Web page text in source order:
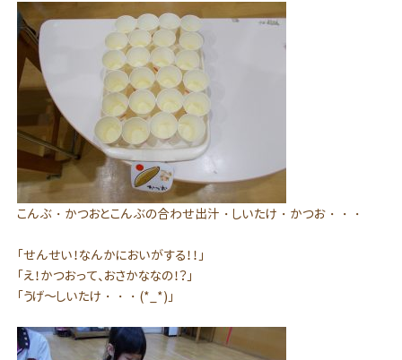
こんぶ・かつおとこんぶの合わせ出汁・しいたけ・かつお・・・
「せんせい！なんかにおいがする！！」
「え！かつおって、おさかななの！？」
「うげ～しいたけ・・・(*_*)」